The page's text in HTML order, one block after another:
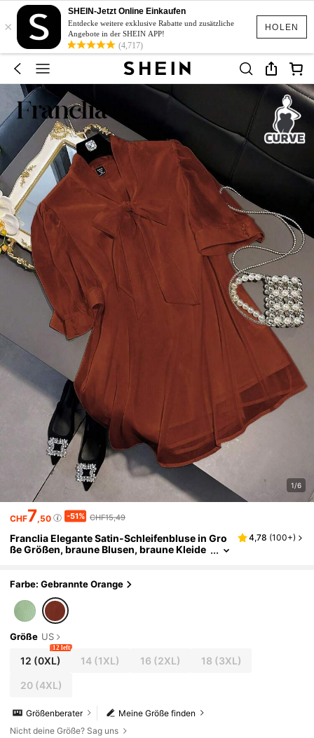
HOLEN
×
SHEIN-Jetzt Online Einkaufen
Entdecke weitere exklusive Rabatte und zusätzliche
Angebote in der SHEIN APP!
(4,717)
1/6
CHF7,50 -51% CHF15,49
Franclia Elegante Satin-Schleifenbluse in Gro
ße Größen, braune Blusen, braune Kleide
4,78 (100+)
Farbe: Gebrannte Orange
Größe US
12 (0XL)
12 left
14 (1XL) 16 (2XL) 18 (3XL)
20(4XL)
Meine Größe finden
Größenberater
Nicht deine Größe? Sag uns